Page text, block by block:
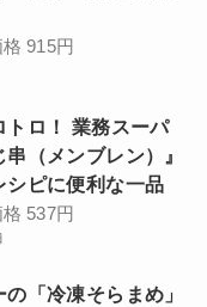
915円
トロ！ 業務スーパ
（メンブレン）』
シピに便利な一品
537円
「冷凍そらまめ」